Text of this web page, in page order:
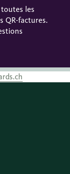
les
QR-factures.